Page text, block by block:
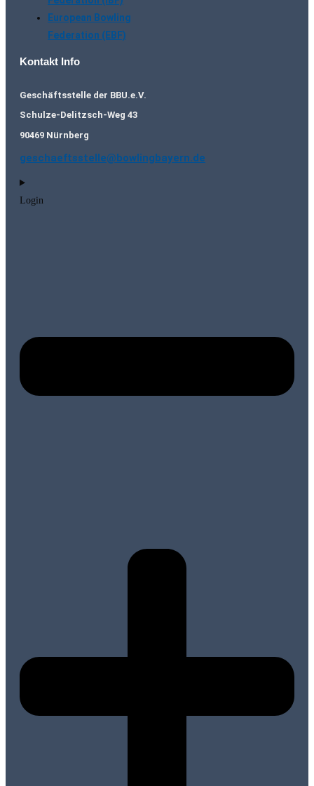
European Bowling
Federation (EBF)
Kontakt Info
Geschäftsstelle der BBU.e.V.
Schulze-Delitzsch-Weg 43
90469 Nürnberg
geschaeftsstelle@bowlingbayern.de
Login